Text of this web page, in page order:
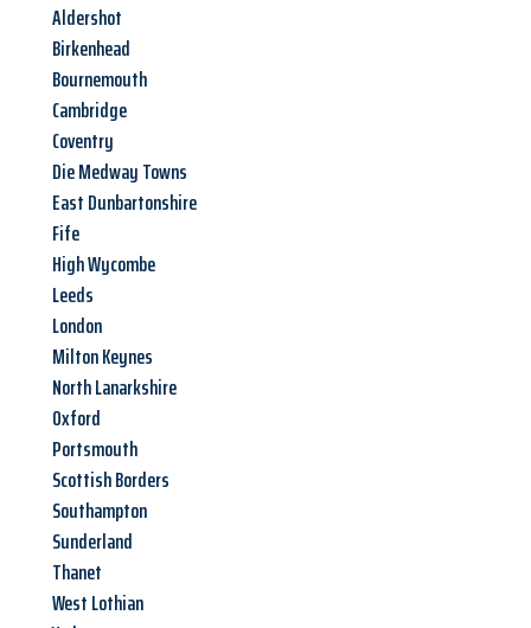
Aldershot
Birkenhead
Bournemouth
Cambridge
Coventry
Die Medway Towns
East Dunbartonshire
Fife
High Wycombe
Leeds
London
Milton Keynes
North Lanarkshire
Oxford
Portsmouth
Scottish Borders
Southampton
Sunderland
Thanet
West Lothian